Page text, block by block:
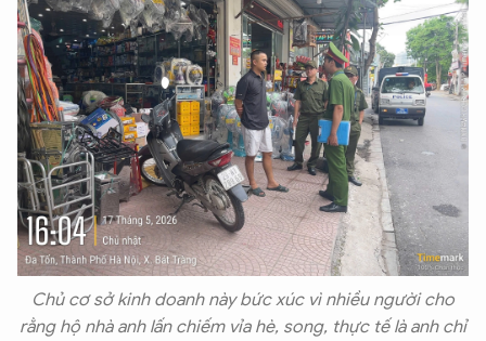
Chủ cơ sở kinh doanh này bức xúc vì nhiều người cho
rằng hộ nhà anh lấn chiếm vỉa hè, song, thực tế là anh chỉ